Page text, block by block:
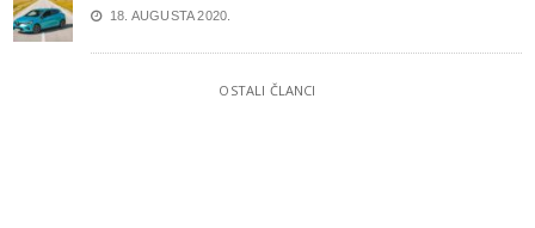
18. AUGUSTA 2020.
OSTALI ČLANCI